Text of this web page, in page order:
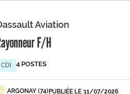
Aviation
F/H
CDI 4 POSTES
ARGONAY (74) PUBLIÉE LE 31/07/2026